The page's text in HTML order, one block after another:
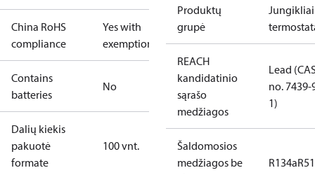
China RoHS
compliance
Yes with
exemptions
Contains
batteries
No
Dalių kiekis
pakuotė
formate
100 vnt.
Produktų
grupė
REACH
kandidatinio
sąrašo
medžiagos
Lead
no. 7439-
1)
Šaldomosios
medžiagos be
R134a